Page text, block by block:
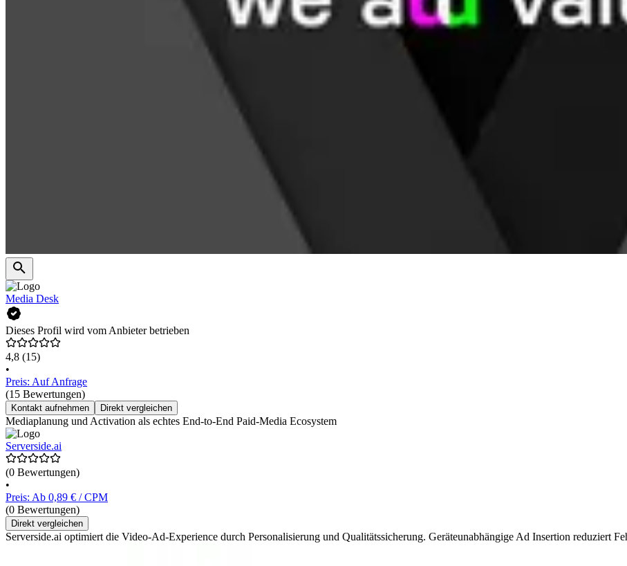
Media Desk
Dieses Profil wird vom Anbieter betrieben
4,8 (15)
•
Preis: Auf Anfrage
(15 Bewertungen)
Kontakt aufnehmen Direkt vergleichen
Mediaplanung und Activation als echtes End-to-End Paid-Media Ecosystem
Serverside.ai
(0 Bewertungen)
•
Preis: Ab 0,89 € / CPM
(0 Bewertungen)
Direkt vergleichen
Serverside.ai optimiert die Video-Ad-Experience durch Personalisierung und Qualitätssicherung. Geräteunabhängige Ad Insertion reduziert